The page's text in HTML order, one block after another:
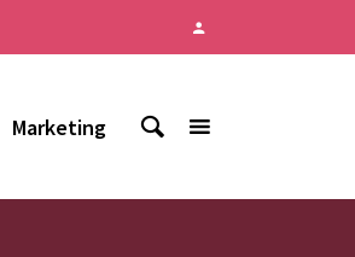
Marketing